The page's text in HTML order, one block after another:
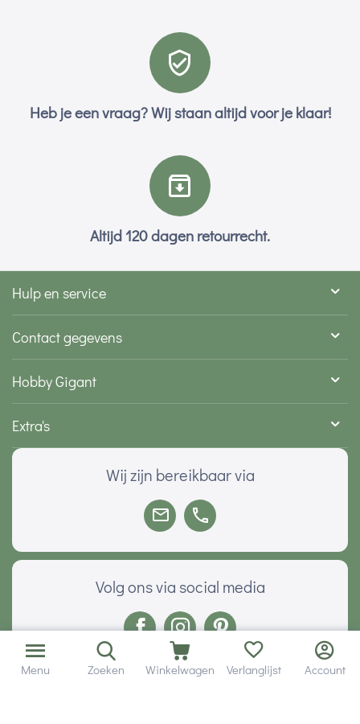
Heb je een vraag? Wij staan altijd voor je klaar!
Altijd 120 dagen retourrecht.
Hulp en service
Contact gegevens
Hobby Gigant
Extra's
Wij zijn bereikbaar via
Volg ons via social media
Menu Zoeken Winkelwagen Verlanglijst Account